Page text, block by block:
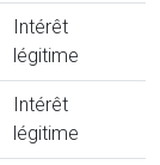
Intérêt
légitime
Intérêt
légitime